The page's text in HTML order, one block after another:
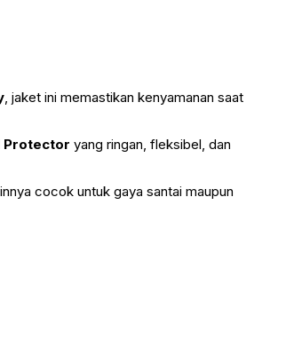
, jaket ini memastikan kenyamanan saat
Protector yang ringan, fleksibel, dan
cocok untuk gaya santai maupun